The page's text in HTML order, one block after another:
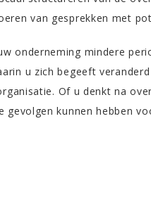
van gesprekken met
onderneming mindere
u zich begeeft
Of u denkt na
kunnen hebben